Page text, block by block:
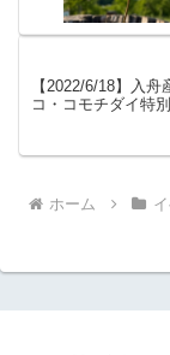
【2022/6/18】入
コ・コモチダイ特
ホーム